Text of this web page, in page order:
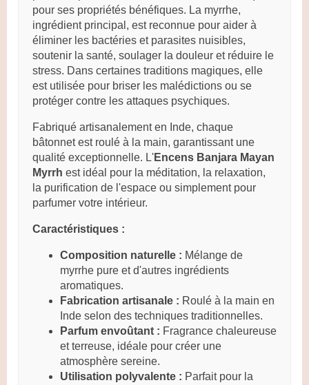
pour ses propriétés bénéfiques. La myrrhe,
ingrédient principal, est reconnue pour aider à
éliminer les bactéries et parasites nuisibles,
soutenir la santé, soulager la douleur et réduire le
stress. Dans certaines traditions magiques, elle
est utilisée pour briser les malédictions ou se
protéger contre les attaques psychiques.
Fabriqué artisanalement en Inde, chaque
bâtonnet est roulé à la main, garantissant une
qualité exceptionnelle. L'Encens Banjara Mayan
Myrrh est idéal pour la méditation, la relaxation,
la purification de l'espace ou simplement pour
parfumer votre intérieur.
Caractéristiques :
Composition naturelle : Mélange de
myrrhe pure et d'autres ingrédients
aromatiques.
Fabrication artisanale : Roulé à la main en
Inde selon des techniques traditionnelles.
Parfum envoûtant : Fragrance chaleureuse
et terreuse, idéale pour créer une
atmosphère sereine.
Utilisation polyvalente : Parfait pour la